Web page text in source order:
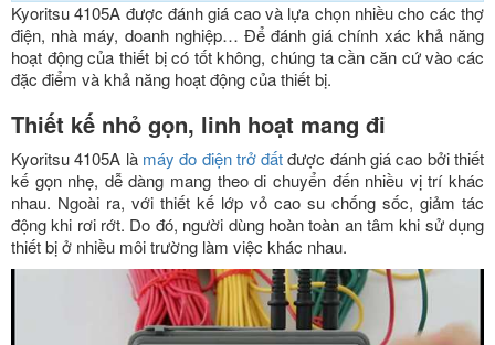
Kyoritsu 4105A được đánh giá cao và lựa chọn nhiều cho các thợ
điện, nhà máy, doanh nghiệp… Để đánh giá chính xác khả năng
hoạt động của thiết bị có tốt không, chúng ta cần căn cứ vào các
đặc điểm và khả năng hoạt động của thiết bị.
Thiết kế nhỏ gọn, linh hoạt mang đi
Kyoritsu 4105A là máy đo điện trở đấtđược đánh giá cao bởi thiết
kế gọn nhẹ, dễ dàng mang theo di chuyển đến nhiều vị trí khác
nhau. Ngoài ra, với thiết kế lớp vỏ cao su chống sốc, giảm tác
động khi rơi rớt. Do đó, người dùng hoàn toàn an tâm khi sử dụng
thiết bị ở nhiều môi trường làm việc khác nhau.